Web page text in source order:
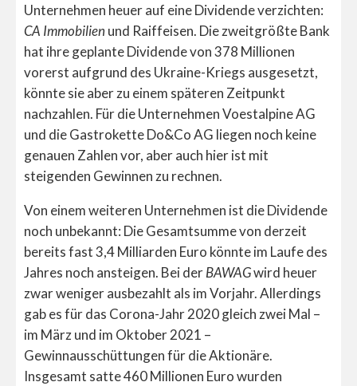
Unternehmen heuer auf eine Dividende verzichten:
CA Immobilienund Raiffeisen. Die zweitgrößte Bank
hat ihre geplante Dividende von 378 Millionen
vorerst aufgrund des Ukraine-Kriegs ausgesetzt,
könnte sie aber zu einem späteren Zeitpunkt
nachzahlen. Für die Unternehmen Voestalpine AG
und die Gastrokette Do&Co AG liegen noch keine
genauen Zahlen vor, aber auch hier ist mit
steigenden Gewinnen zu rechnen.
Von einem weiteren Unternehmen ist die Dividende
noch unbekannt: Die Gesamtsumme von derzeit
bereits fast 3,4 Milliarden Euro könnte im Laufe des
Jahres noch ansteigen. Bei derBAWAGwird heuer
zwar weniger ausbezahlt als im Vorjahr. Allerdings
gab es für das Corona-Jahr 2020 gleich zwei Mal –
im März und im Oktober 2021 –
Gewinnausschüttungen für die Aktionäre.
Insgesamt satte 460 Millionen Euro wurden